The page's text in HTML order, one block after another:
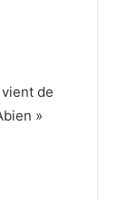
de
»